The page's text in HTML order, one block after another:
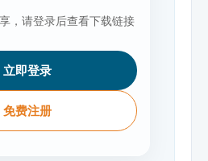
，请登录后查看下载链接
立即登录
免费注册